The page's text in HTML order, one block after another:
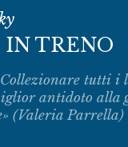
TRENO
tutti
antidoto alla
(Valeria Parrella)